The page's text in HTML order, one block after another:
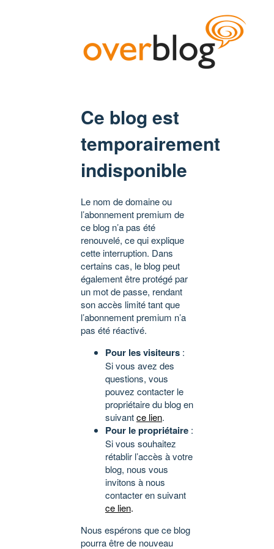
Ce blog est
temporairement
indisponible
Le nom de domaine ou
l’abonnement premium de
ce blog n’a pas été
renouvelé, ce qui explique
cette interruption. Dans
certains cas, le blog peut
également être protégé par
un mot de passe, rendant
son accès limité tant que
l’abonnement premium n’a
pas été réactivé.
Pour les visiteurs :
Si vous avez des
questions, vous
pouvez contacter le
propriétaire du blog en
suivantce lien.
Pour le propriétaire :
Si vous souhaitez
rétablir l’accès à votre
blog, nous vous
invitons à nous
contacter en suivant
ce lien.
Nous espérons que ce blog
pourra être de nouveau